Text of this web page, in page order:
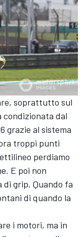
soprattutto sul
condizionata dal
grazie al sistema
troppi punti
perdiamo
E poi non
di grip. Quando fa
di quando la
i motori, ma in